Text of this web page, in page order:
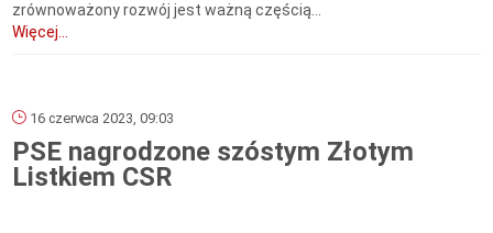
zrównoważony rozwój jest ważną częścią...
Więcej...
16 czerwca 2023, 09:03
PSE nagrodzone szóstym Złotym
Listkiem CSR